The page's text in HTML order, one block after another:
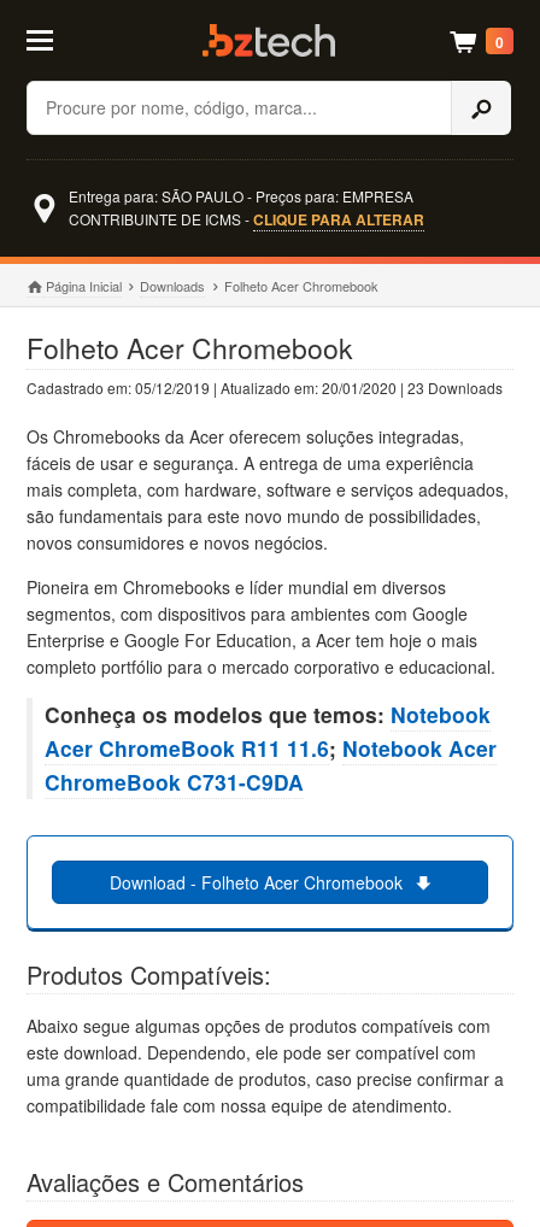
Buscar
0
Entrega para: SÃO PAULO - Preços para: EMPRESA
CONTRIBUINTE DE ICMS -CLIQUE PARA ALTERAR
Página Inicial Downloads Folheto Acer Chromebook
Folheto Acer Chromebook
Cadastrado em: 05/12/2019 | Atualizado em: 20/01/2020 | 23 Downloads
Os Chromebooks da Acer oferecem soluções integradas,
fáceis de usar e segurança. A entrega de uma experiência
mais completa, com hardware, software e serviços adequados,
são fundamentais para este novo mundo de possibilidades,
novos consumidores e novos negócios.
Pioneira em Chromebooks e líder mundial em diversos
segmentos, com dispositivos para ambientes com Google
Enterprise e Google For Education, a Acer tem hoje o mais
completo portfólio para o mercado corporativo e educacional.
Conheça os modelos que temos: Notebook
Acer ChromeBook R11 11.6; Notebook Acer
ChromeBook C731-C9DA
Download - Folheto Acer Chromebook
Produtos Compatíveis:
Abaixo segue algumas opções de produtos compatíveis com
este download. Dependendo, ele pode ser compatível com
uma grande quantidade de produtos, caso precise confirmar a
compatibilidade fale com nossa equipe de atendimento.
Avaliações e Comentários